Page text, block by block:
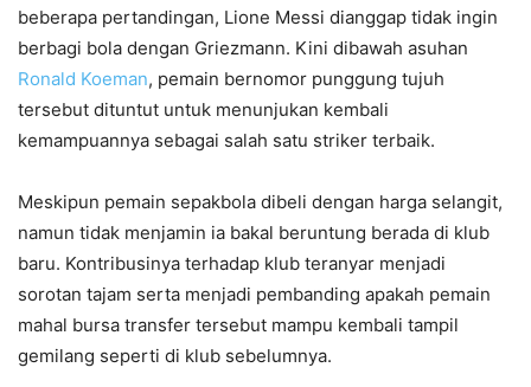
beberapa pertandingan, Lione Messi dianggap tidak ingin
berbagi bola dengan Griezmann. Kini dibawah asuhan
Ronald Koeman, pemain bernomor punggung tujuh
tersebut dituntut untuk menunjukan kembali
kemampuannya sebagai salah satu striker terbaik.
Meskipun pemain sepakbola dibeli dengan harga selangit,
namun tidak menjamin ia bakal beruntung berada di klub
baru. Kontribusinya terhadap klub teranyar menjadi
sorotan tajam serta menjadi pembanding apakah pemain
mahal bursa transfer tersebut mampu kembali tampil
gemilang seperti di klub sebelumnya.